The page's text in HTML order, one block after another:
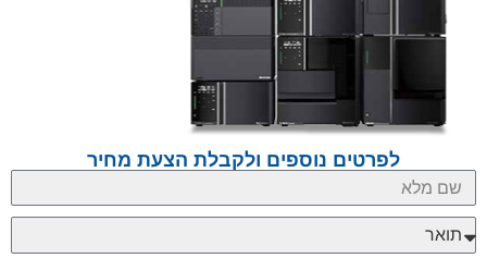
לפרטים נוספים ולקבלת הצעת מחיר